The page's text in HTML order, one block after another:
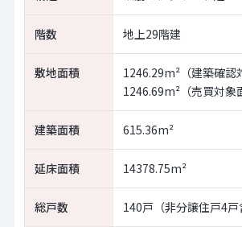
階数 地上29階建
敷地面積
1246.29m²（建築確認
1246.69m²（売買対象
建築面積 615.36m²
延床面積 14378.75m²
総戸数 140戸（非分譲住戸4戸